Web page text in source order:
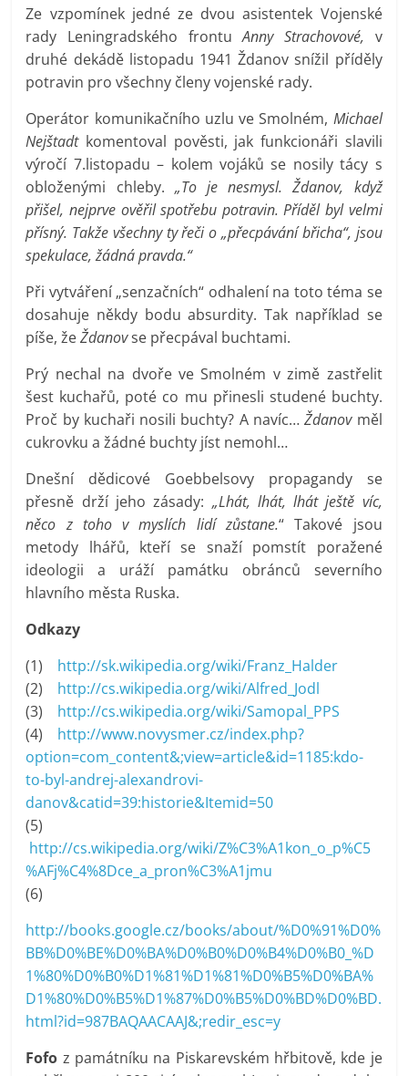
Ze vzpomínek jedné ze dvou asistentek Vojenské
rady Leningradského frontu Anny Strachovové, v
druhé dekádě listopadu 1941 Ždanov snížil příděly
potravin pro všechny členy vojenské rady.
Operátor komunikačního uzlu ve Smolném, Michael
Nejštadtkomentoval pověsti, jak funkcionáři slavili
výročí 7.listopadu – kolem vojáků se nosily tácy s
obloženými chleby. „To je nesmysl. Ždanov, když
přišel, nejprve ověřil spotřebu potravin. Příděl byl velmi
přísný. Takže všechny ty řeči o „přecpávání břicha“, jsou
spekulace, žádná pravda.“
Při vytváření „senzačních“ odhalení na toto téma se
dosahuje někdy bodu absurdity. Tak například se
píše, žeŽdanovse přecpával buchtami.
Prý nechal na dvoře ve Smolném v zimě zastřelit
šest kuchařů, poté co mu přinesli studené buchty.
Proč by kuchaři nosili buchty? A navíc…Ždanovměl
cukrovku a žádné buchty jíst nemohl…
Dnešní dědicové Goebbelsovy propagandy se
přesně drží jeho zásady: „Lhát, lhát, lhát ještě víc,
něco z toho v myslích lidí zůstane.“ Takové jsou
metody lhářů, kteří se snaží pomstít poražené
ideologii a uráží památku obránců severního
hlavního města Ruska.
Odkazy
(1) http://sk.wikipedia.org/wiki/Franz_Halder
(2) http://cs.wikipedia.org/wiki/Alfred_Jodl
(3) http://cs.wikipedia.org/wiki/Samopal_PPS
(4) http://www.novysmer.cz/index.php?
option=com_content&;view=article&id=1185:kdo-
to-byl-andrej-alexandrovi-
danov&catid=39:historie&Itemid=50
(5)
http://cs.wikipedia.org/wiki/Z%C3%A1kon_o_p%C5
%AFj%C4%8Dce_a_pron%C3%A1jmu
(6)
http://books.google.cz/books/about/%D0%91%D0%
BB%D0%BE%D0%BA%D0%B0%D0%B4%D0%B0_%D
1%80%D0%B0%D1%81%D1%81%D0%B5%D0%BA%
D1%80%D0%B5%D1%87%D0%B5%D0%BD%D0%BD.
html?id=987BAQAACAAJ&;redir_esc=y
Fofo z památníku na Piskarevském hřbitově, kde je